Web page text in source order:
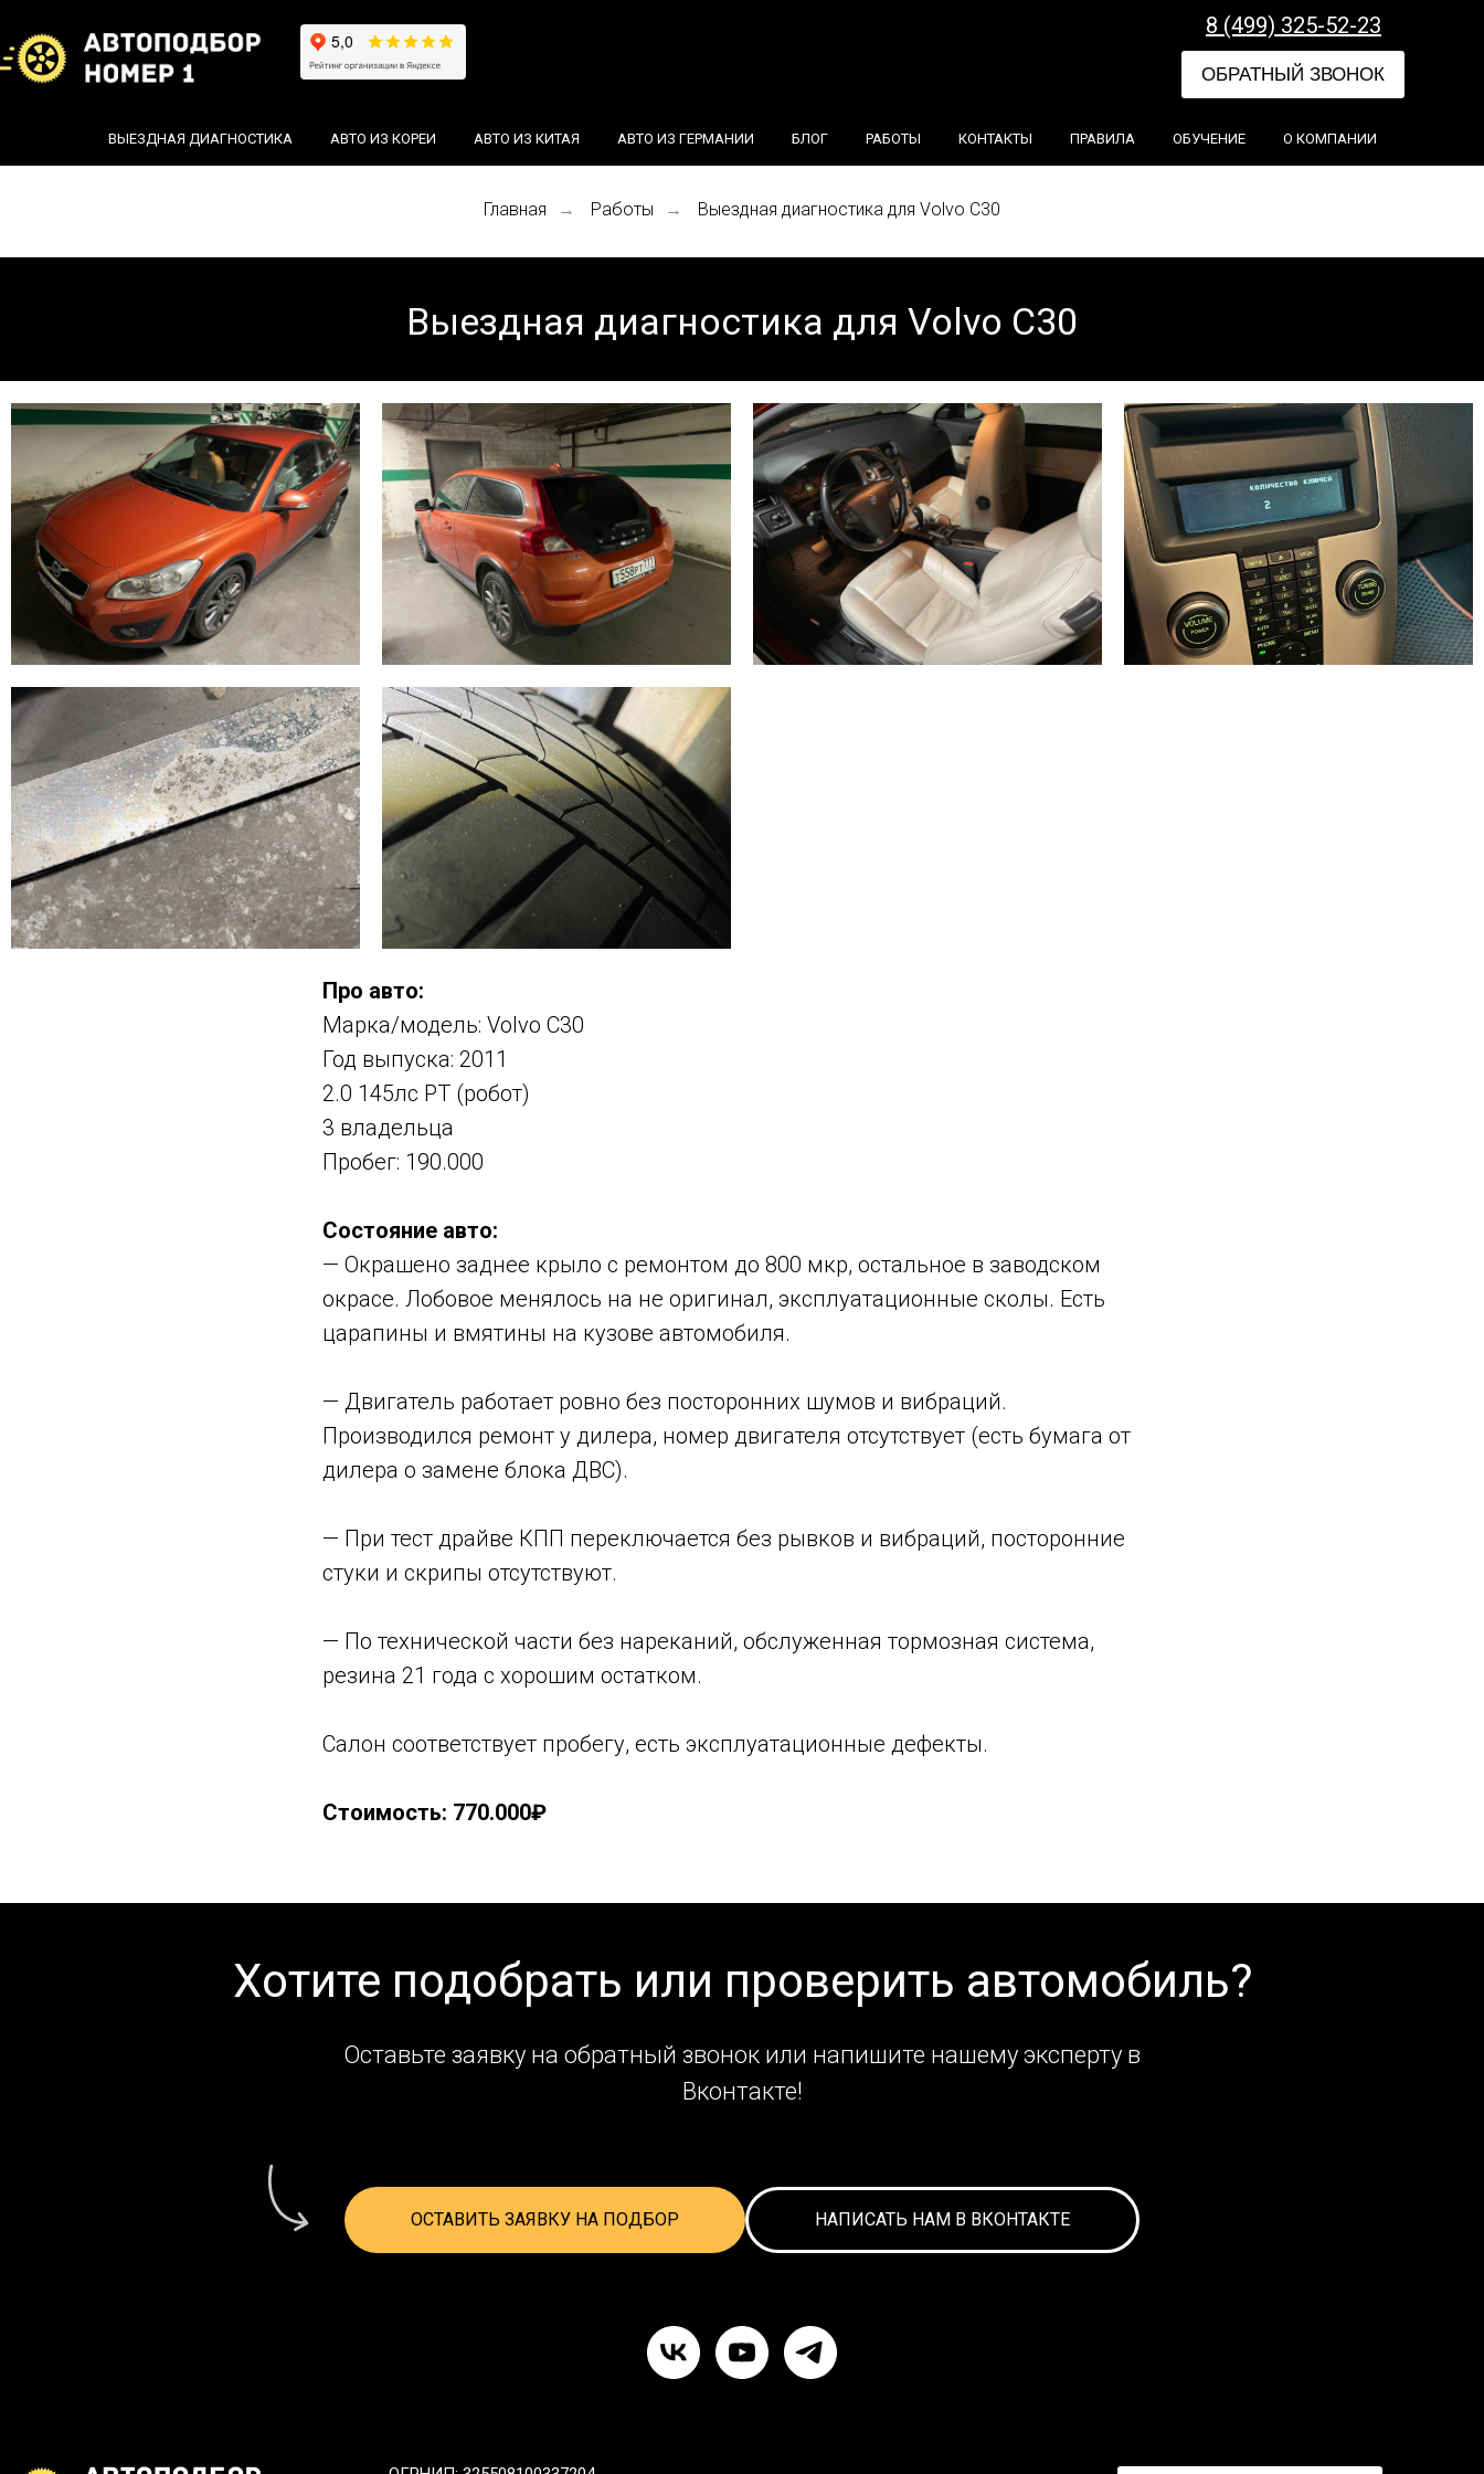
ОБРАТНЫЙ ЗВОНОК
8 (499) 325-52-23
+7 (965) 264-48-89
ВЫЕЗДНАЯ ДИАГНОСТИКА АВТО ИЗ КОРЕИ АВТО ИЗ КИТАЯ АВТО ИЗ ГЕРМАНИИ БЛОГ РАБОТЫ КОНТАКТЫ ПРАВИЛА ОБУЧЕНИЕ О КОМПАНИИ
Главная → Работы → Выездная диагностика для Volvo C30
Выездная диагностика для Volvo C30
Про авто:
Марка/модель: Volvo C30
Год выпуска: 2011
2.0 145лс РТ (робот)
3 владельца
Пробег: 190.000
Состояние авто:
— Окрашено заднее крыло с ремонтом до 800 мкр, остальное в заводском
окрасе. Лобовое менялось на не оригинал, эксплуатационные сколы. Есть
царапины и вмятины на кузове автомобиля.
— Двигатель работает ровно без посторонних шумов и вибраций.
Производился ремонт у дилера, номер двигателя отсутствует (есть бумага от
дилера о замене блока ДВС).
— При тест драйве КПП переключается без рывков и вибраций, посторонние
стуки и скрипы отсутствуют.
— По технической части без нареканий, обслуженная тормозная система,
резина 21 года с хорошим остатком.
Салон соответствует пробегу, есть эксплуатационные дефекты.
Стоимость: 770.000₽
Хотите подобрать или проверить автомобиль?
Оставьте заявку на обратный звонок или напишите нашему эксперту в
Вконтакте!
ОСТАВИТЬ ЗАЯВКУ НА ПОДБОР НАПИСАТЬ НАМ В ВКОНТАКТЕ